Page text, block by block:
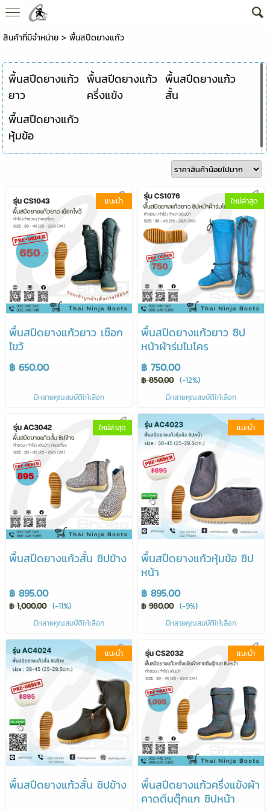
สินค้าที่มีจำหน่าย> พื้นสปีดยางแก้ว
พื้นสปีดยางแก้ว
ยาว
พื้นสปีดยางแก้ว
ครึ่งแข้ง
พื้นสปีดยางแก้ว
สั้น
พื้นสปีดยางแก้ว
หุ้มข้อ
แนะนำ
พื้นสปีดยางแก้วยาว เชือก
ไขว้
฿ 650.00
มีหลายคุณสมบัติให้เลือก
ใหม่ล่าสุด
พื้นสปีดยางแก้วยาว ซิป
หน้าผ้าร่มไมโคร
฿ 750.00
฿ 850.00 (-12%)
มีหลายคุณสมบัติให้เลือก
ใหม่ล่าสุด
พื้นสปีดยางแก้วสั้น ซิปข้าง
฿ 895.00
฿ 1,000.00 (-11%)
มีหลายคุณสมบัติให้เลือก
แนะนำ
พื้นสปีดยางแก้วหุ้มข้อ ซิป
หน้า
฿ 895.00
฿ 980.00 (-9%)
มีหลายคุณสมบัติให้เลือก
แนะนำ
พื้นสปีดยางแก้วสั้น ซิปข้าง
แนะนำ
พื้นสปีดยางแก้วครึ่งแข้งผ้า
คาดตีนตุ๊กแก ซิปหน้า